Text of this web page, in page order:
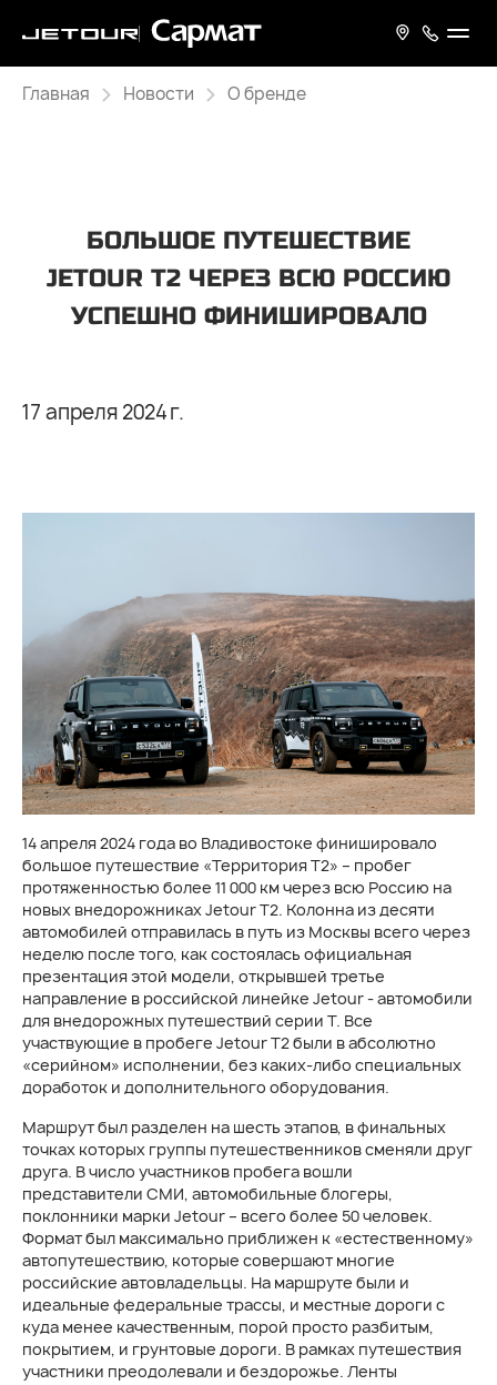
Главная Новости О бренде
БОЛЬШОЕ ПУТЕШЕСТВИЕ
JETOUR Т2 ЧЕРЕЗ ВСЮ РОССИЮ
УСПЕШНО ФИНИШИРОВАЛО
17 апреля 2024 г.
14 апреля 2024 года во Владивостоке финишировало
большое путешествие «Территория Т2» – пробег
протяженностью более 11 000 км через всю Россию на
новых внедорожниках Jetour T2. Колонна из десяти
автомобилей отправилась в путь из Москвы всего через
неделю после того, как состоялась официальная
презентация этой модели, открывшей третье
направление в российской линейке Jetour - автомобили
для внедорожных путешествий серии Т. Все
участвующие в пробеге Jetour T2 были в абсолютно
«серийном» исполнении, без каких-либо специальных
доработок и дополнительного оборудования.
Маршрут был разделен на шесть этапов, в финальных
точках которых группы путешественников сменяли друг
друга. В число участников пробега вошли
представители СМИ, автомобильные блогеры,
поклонники марки Jetour – всего более 50 человек.
Формат был максимально приближен к «естественному»
автопутешествию, которые совершают многие
российские автовладельцы. На маршруте были и
идеальные федеральные трассы, и местные дороги с
куда менее качественным, порой просто разбитым,
покрытием, и грунтовые дороги. В рамках путешествия
участники преодолевали и бездорожье. Ленты